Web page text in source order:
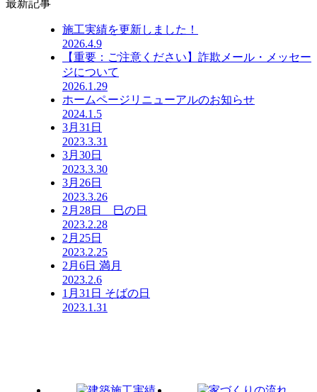
最新記事
施工実績を更新しました！
2026.4.9
【重要：ご注意ください】詐欺メール・メッセー
ジについて
2026.1.29
ホームページリニューアルのお知らせ
2024.1.5
3月31日
2023.3.31
3月30日
2023.3.30
3月26日
2023.3.26
2月28日 巳の日
2023.2.28
2月25日
2023.2.25
2月6日 満月
2023.2.6
1月31日 そばの日
2023.1.31